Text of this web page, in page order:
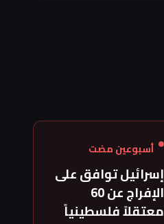
أسبوعين مضت
إسرائيل توافق على
الإفراج عن 60
معتقلاً فلسطينياً